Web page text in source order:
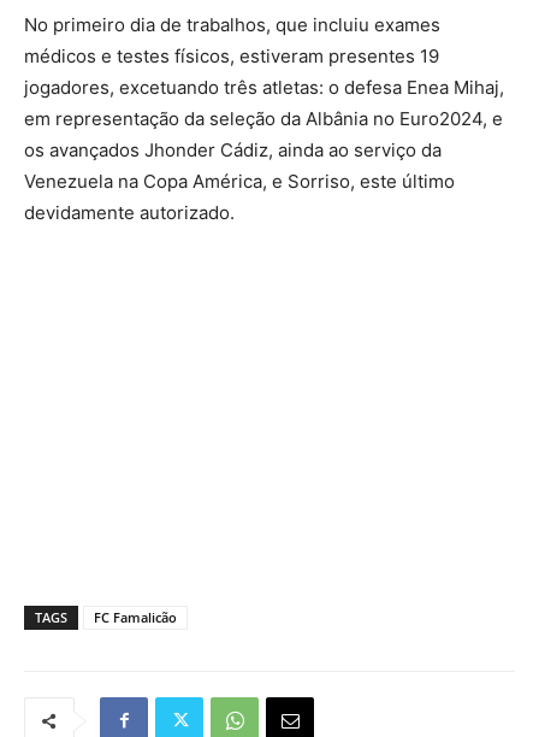
No primeiro dia de trabalhos, que incluiu exames
médicos e testes físicos, estiveram presentes 19
jogadores, excetuando três atletas: o defesa Enea Mihaj,
em representação da seleção da Albânia no Euro2024, e
os avançados Jhonder Cádiz, ainda ao serviço da
Venezuela na Copa América, e Sorriso, este último
devidamente autorizado.
TAGS FC Famalicão